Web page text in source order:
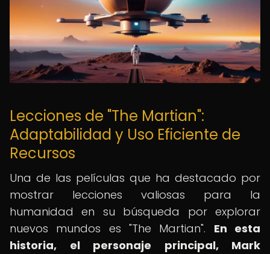
Lecciones de "The Martian":
Adaptabilidad y Uso Eficiente de
Recursos
Una de las películas que ha destacado por
mostrar lecciones valiosas para la
humanidad en su búsqueda por explorar
nuevos mundos es "The Martian". En esta
historia, el personaje principal, Mark